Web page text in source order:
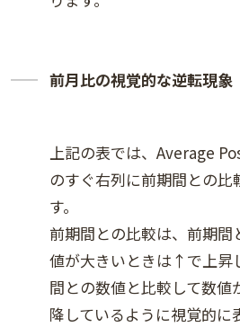
前月比の視覚的な逆転現象
上記の表では、Average
のすぐ右列に前期間との比
す。
前期間との比較は、前期間
値が大きいときは↑で上昇
間との数値と比較して数
降しているように視覚的に